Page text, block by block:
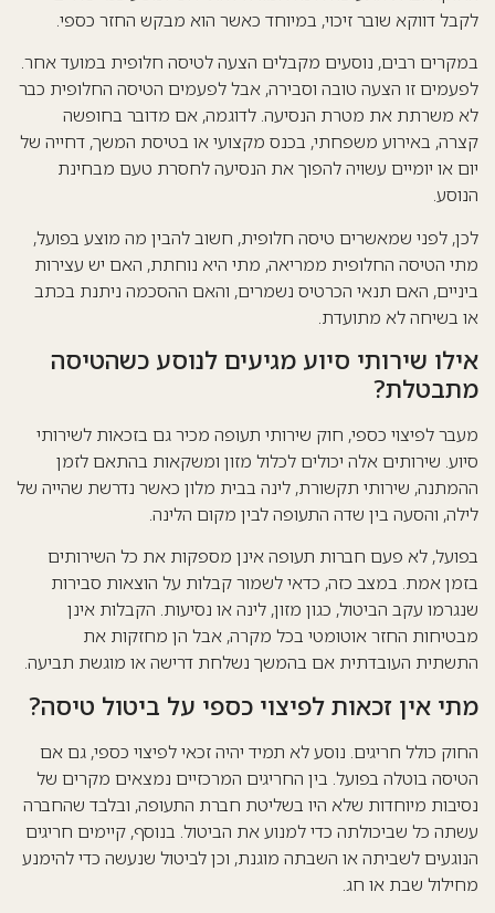
לקבל דווקא שובר זיכוי, במיוחד כאשר הוא מבקש החזר כספי.
במקרים רבים, נוסעים מקבלים הצעה לטיסה חלופית במועד אחר.
לפעמים זו הצעה טובה וסבירה, אבל לפעמים הטיסה החלופית כבר
לא משרתת את מטרת הנסיעה. לדוגמה, אם מדובר בחופשה
קצרה, באירוע משפחתי, בכנס מקצועי או בטיסת המשך, דחייה של
יום או יומיים עשויה להפוך את הנסיעה לחסרת טעם מבחינת
הנוסע.
לכן, לפני שמאשרים טיסה חלופית, חשוב להבין מה מוצע בפועל,
מתי הטיסה החלופית ממריאה, מתי היא נוחתת, האם יש עצירות
ביניים, האם תנאי הכרטיס נשמרים, והאם ההסכמה ניתנת בכתב
או בשיחה לא מתועדת.
אילו שירותי סיוע מגיעים לנוסע כשהטיסה
מתבטלת?
מעבר לפיצוי כספי, חוק שירותי תעופה מכיר גם בזכאות לשירותי
סיוע. שירותים אלה יכולים לכלול מזון ומשקאות בהתאם לזמן
ההמתנה, שירותי תקשורת, לינה בבית מלון כאשר נדרשת שהייה של
לילה, והסעה בין שדה התעופה לבין מקום הלינה.
בפועל, לא פעם חברות תעופה אינן מספקות את כל השירותים
בזמן אמת. במצב כזה, כדאי לשמור קבלות על הוצאות סבירות
שנגרמו עקב הביטול, כגון מזון, לינה או נסיעות. הקבלות אינן
מבטיחות החזר אוטומטי בכל מקרה, אבל הן מחזקות את
התשתית העובדתית אם בהמשך נשלחת דרישה או מוגשת תביעה.
מתי אין זכאות לפיצוי כספי על ביטול טיסה?
החוק כולל חריגים. נוסע לא תמיד יהיה זכאי לפיצוי כספי, גם אם
הטיסה בוטלה בפועל. בין החריגים המרכזיים נמצאים מקרים של
נסיבות מיוחדות שלא היו בשליטת חברת התעופה, ובלבד שהחברה
עשתה כל שביכולתה כדי למנוע את הביטול. בנוסף, קיימים חריגים
הנוגעים לשביתה או השבתה מוגנת, וכן לביטול שנעשה כדי להימנע
מחילול שבת או חג.